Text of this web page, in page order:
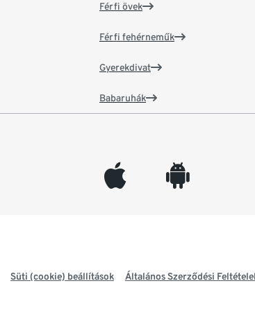
Férfi övek
Férfi fehérneműk
Gyerekdivat
Babaruhák
appleinc android
Süti (cookie) beállítások Általános Szerződési